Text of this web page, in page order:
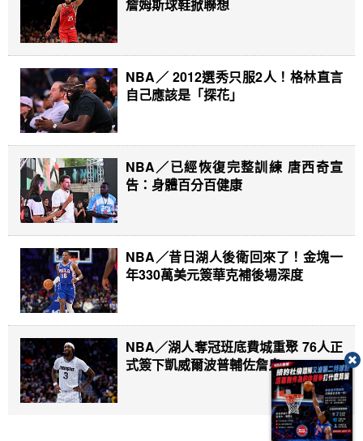
詹姆斯球鞋掀聯想
NBA／ 2012選秀只服2人！格林直言
自己應該是「探花」
NBA／已經恢復完整訓練 唐西奇宣
告：身體百分百健康
NBA／昔日湖人後衛回來了！金塊一
年330萬美元簽華克補後場深度
NBA／湖人奪冠班底費城重聚 76人正
式簽下凱威爾波普輔佐詹皇